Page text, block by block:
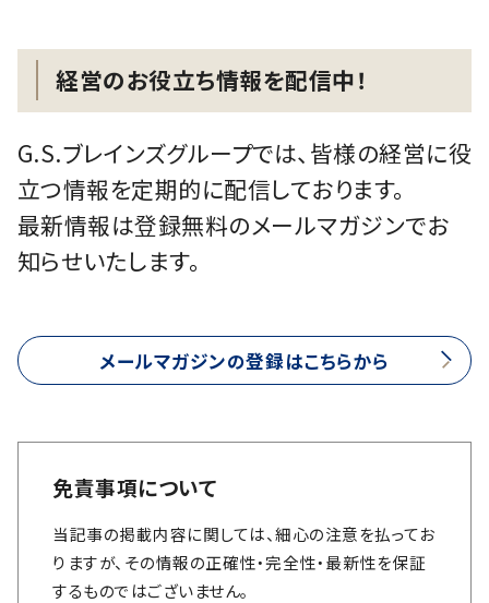
経営のお役立ち情報を配信中！
G.S.ブレインズグループでは、皆様の経営に役
立つ情報を定期的に配信しております。
最新情報は登録無料のメールマガジンでお
知らせいたします。
メールマガジンの登録はこちらから
免責事項について
当記事の掲載内容に関しては、細心の注意を払ってお
りますが、その情報の正確性・完全性・最新性を保証
するものではございません。